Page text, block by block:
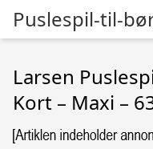
Puslespil-til-
Larsen
Kort – Maxi –